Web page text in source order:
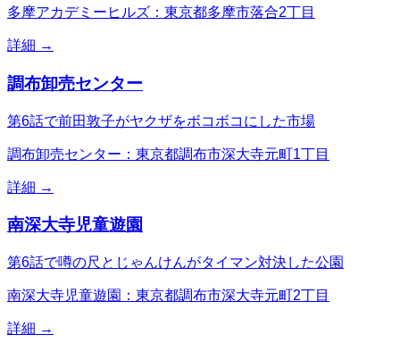
多摩アカデミーヒルズ：東京都多摩市落合2丁目
詳細 →
調布卸売センター
第6話で前田敦子がヤクザをボコボコにした市場
調布卸売センター：東京都調布市深大寺元町1丁目
詳細 →
南深大寺児童遊園
第6話で噂の尺とじゃんけんがタイマン対決した公園
南深大寺児童遊園：東京都調布市深大寺元町2丁目
詳細 →